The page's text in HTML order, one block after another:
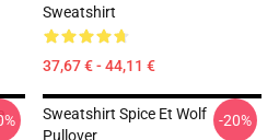
Sweatshirt
37,67 € - 44,11 €
Sweatshirt Spice Et Wolf
Pullover
-20%